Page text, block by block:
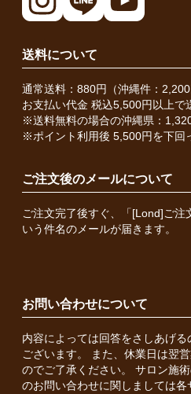
送料について
通常送料：880円（沖縄件：2,200
お支払い代金 税込5,500円以上で
※送料無料の場合の沖縄県：
※ポイント利用後 5,500円を下回
ご注文後のメールについて
ご注文完了後すぐ、「[Lond]ご注
いう件名のメールが届きます。
お問い合わせについて
内容によっては回答をさしあげ
ございます。 また、休業日は翌
のでご了承ください。 サロン施
のお問い合わせに関しましては